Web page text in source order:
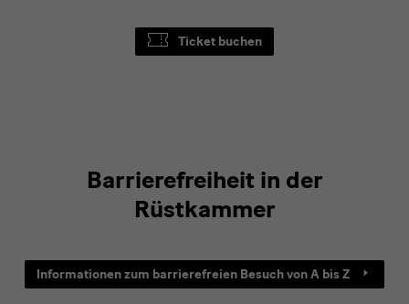
Ticket buchen
Barrierefreiheit in der
Rüstkammer
Informationen zum barrierefreien Besuch von A bis Z